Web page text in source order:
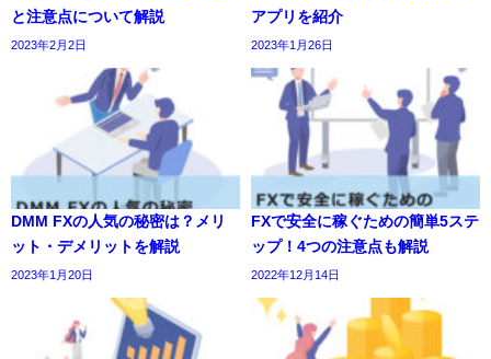
と注意点について解説
2023年2月2日
アプリを紹介
2023年1月26日
DMM FXの人気の秘密は？メリ
ット・デメリットを解説
2023年1月20日
FXで安全に稼ぐための簡単5ステ
ップ！4つの注意点も解説
2022年12月14日